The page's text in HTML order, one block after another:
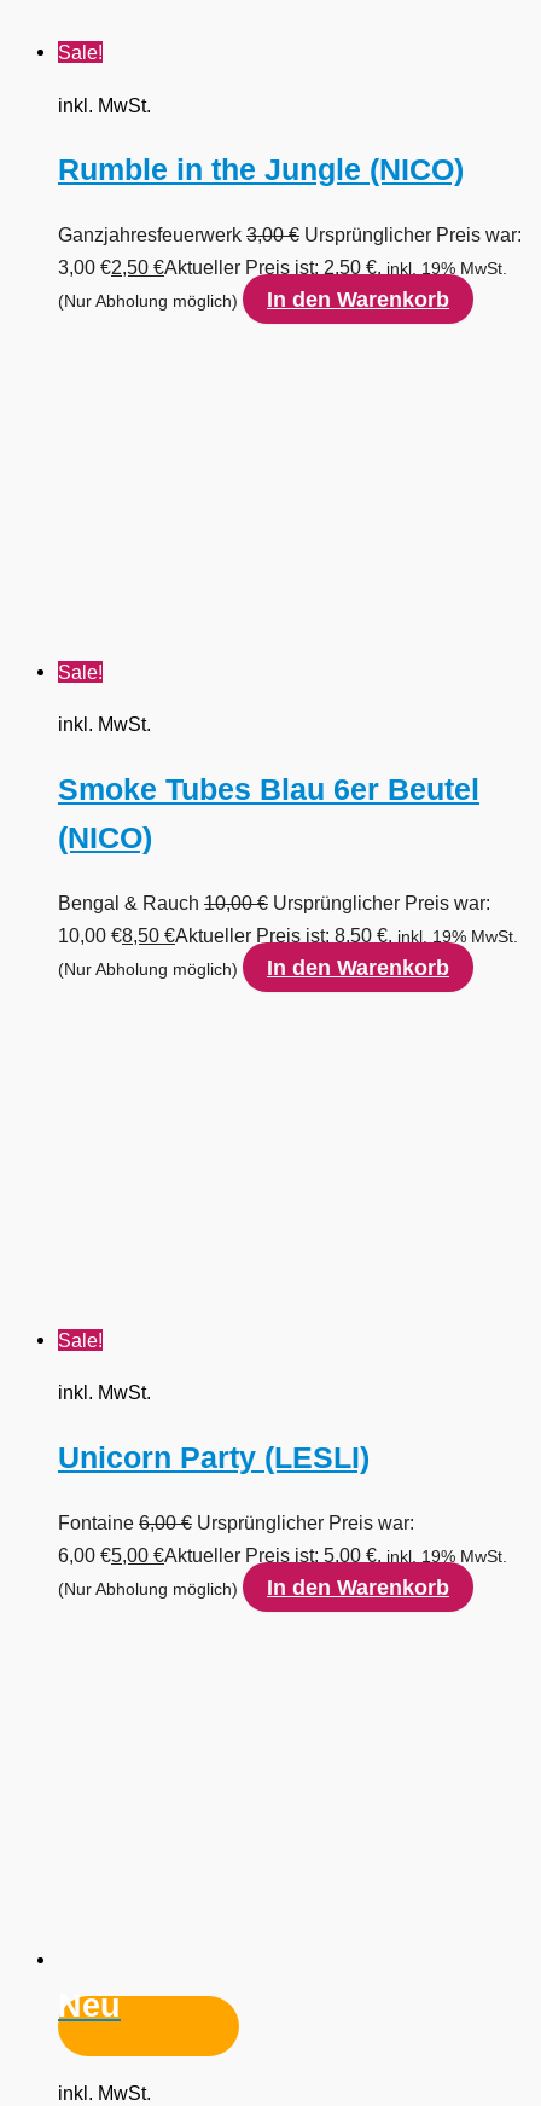
Sale!
inkl. MwSt.
Rumble in the Jungle (NICO)
Ganzjahresfeuerwerk 3,00€ Ursprünglicher Preis war:
3,00 €2,50 €Aktueller Preis ist: 2,50 €. inkl. 19% MwSt.
(Nur Abholung möglich)
In den Warenkorb
Sale!
inkl. MwSt.
Smoke Tubes Blau 6er Beutel
(NICO)
Bengal & Rauch 10,00€ Ursprünglicher Preis war:
10,00 €8,50 €Aktueller Preis ist: 8,50 €. inkl. 19% MwSt.
(Nur Abholung möglich)
In den Warenkorb
Sale!
inkl. MwSt.
Unicorn Party (LESLI)
Fontaine 6,00€ Ursprünglicher Preis war:
6,00 €5,00 €Aktueller Preis ist: 5,00 €. inkl. 19% MwSt.
(Nur Abholung möglich)
In den Warenkorb
Neu
inkl. MwSt.